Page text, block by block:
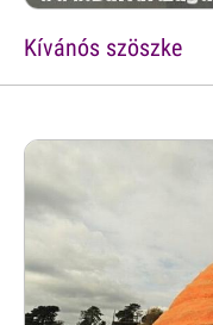
Kívánós szöszke